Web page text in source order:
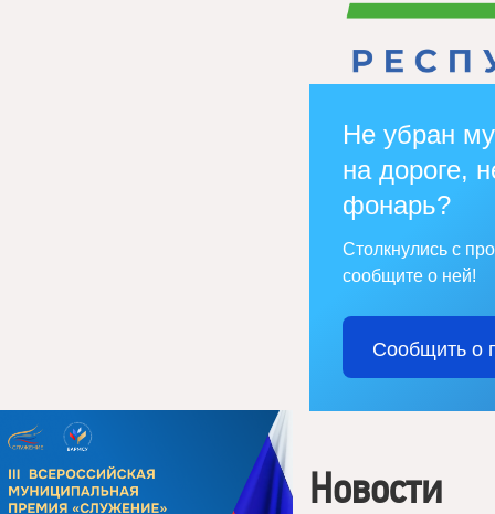
Не убран
на дороге,
фонарь?
Столкнулись с
сообщите о ней!
Сообщить о
Новости